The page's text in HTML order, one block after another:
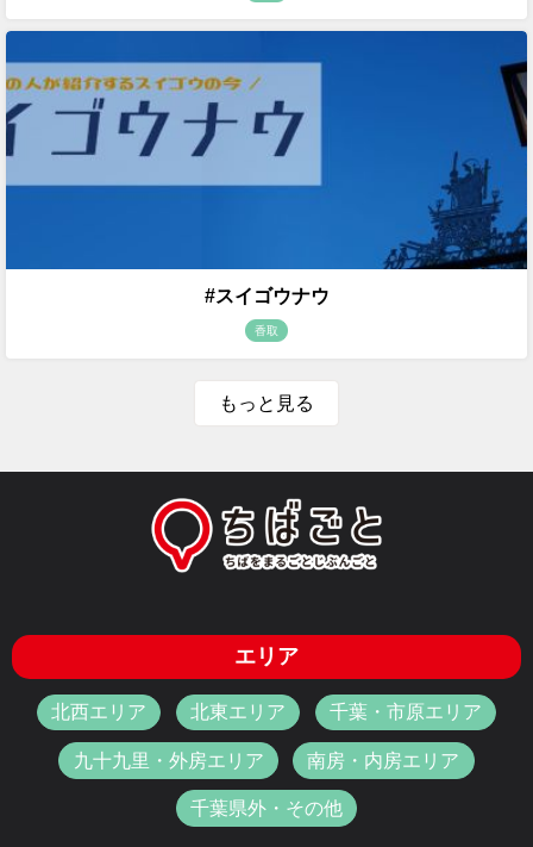
#スイゴウナウ
香取
もっと見る
エリア
北西エリア 北東エリア 千葉・市原エリア
九十九里・外房エリア 南房・内房エリア
千葉県外・その他